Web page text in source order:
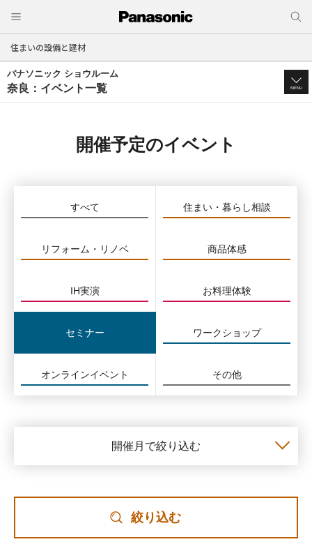
住まいの設備と建材
パナソニック ショウルーム
奈良：イベント一覧 MENU
開催予定のイベント
すべて 住まい・暮らし相談
リフォーム・リノベ 商品体感
IH実演 お料理体験
セミナー ワークショップ
オンラインイベント その他
開催月で絞り込む
絞り込む